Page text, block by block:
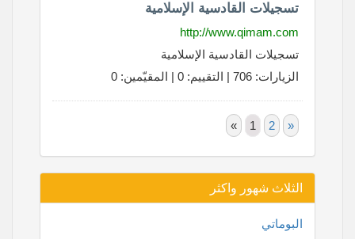
تسجيلات القادسية الإسلامية
http://www.qimam.com
تسجيلات القادسية الإسلامية
الزيارات: 706 | التقييم: 0 | المقيّمين: 0
« 1 2 »
الثلاث شهور واكثر
البوماتي